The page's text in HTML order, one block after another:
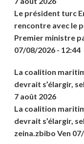
Le président turc
rencontre avec le
Premier ministre
07/08/2026 - 12:44
La coalition
devrait s’élargir,
7 août 2026
La coalition
devrait s’élargir,
zeina.zbibo Ven